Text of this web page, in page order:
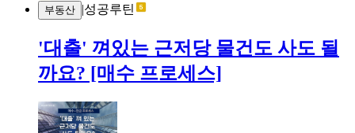
부동산 |성공루틴
'대출' 껴있는 근저당 물건도 사도 될
까요? [매수 프로세스]